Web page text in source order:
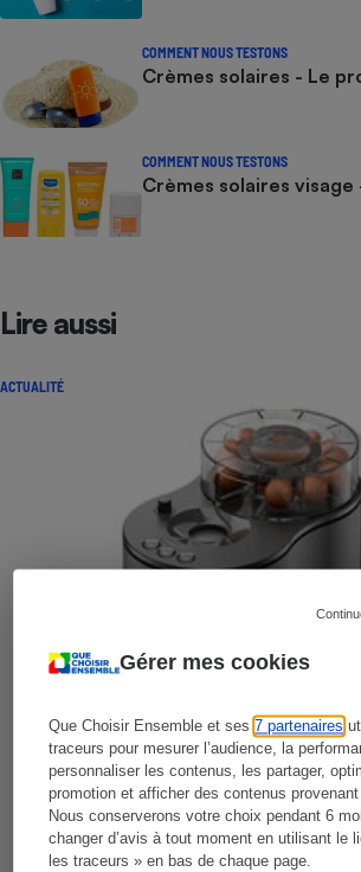
Gérer mes cookies
Que Choisir Ensemble et ses7 partenaires
traceurs pour mesurer l’audience, la
personnaliser les contenus, les partager,
promotion et afficher des contenus
Nous conserverons votre choix pendant 6
changer d’avis à tout moment en utilisant le
les traceurs » en bas de chaque page.
COMMENT NOUS TESTONS
Crèmes solaires - Le
COMMENT NOUS TESTONS
Crèmes solaires
Lire aussi
ACTUALITÉ